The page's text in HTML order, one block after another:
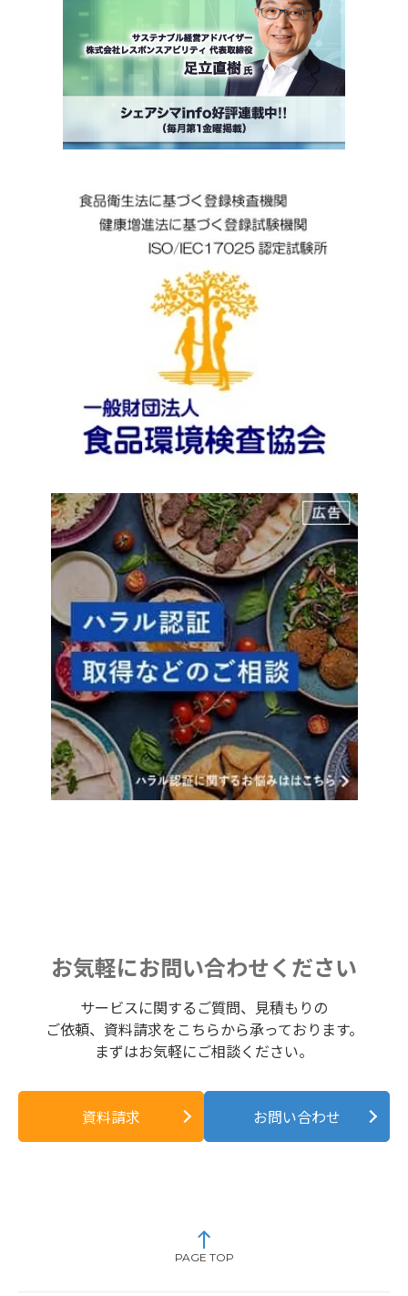
お気軽にお問い合わせください
サービスに関するご質問、見積もりの
ご依頼、資料請求をこちらから承っております。
まずはお気軽にご相談ください。
資料請求 お問い合わせ
PAGE TOP